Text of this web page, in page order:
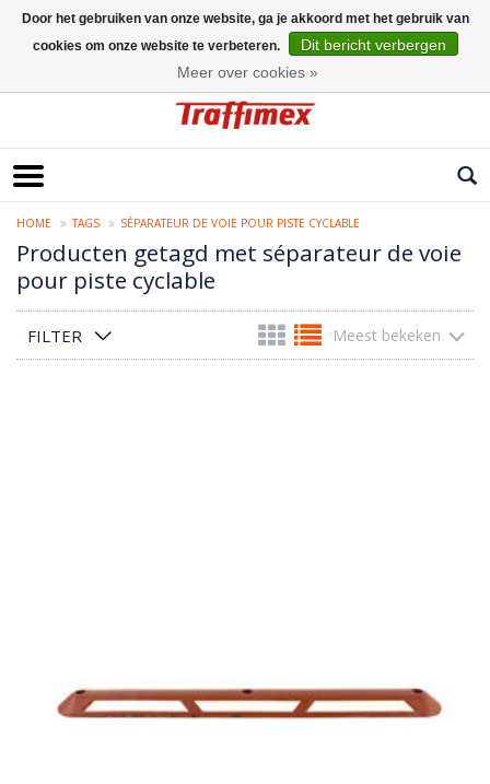
HOME TAGS SÉPARATEUR DE VOIE POUR PISTE CYCLABLE
Producten getagd met séparateur de voie
pour piste cyclable
FILTER Meest bekeken
Door het gebruiken van onze website, ga je akkoord met het gebruik van
cookies om onze website te verbeteren.
Dit bericht verbergen
Meer over cookies »